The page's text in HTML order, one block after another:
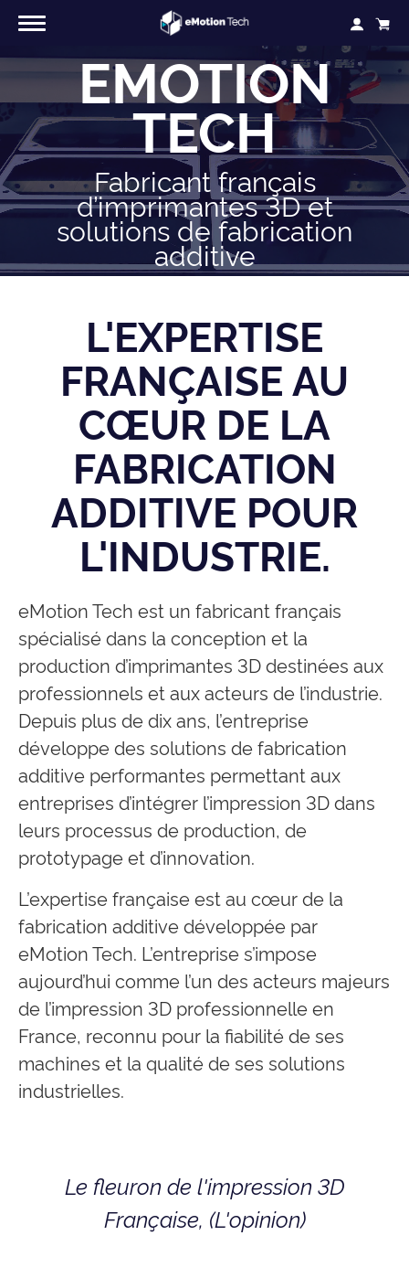
EMOTION
TECH
Fabricant français
d’imprimantes 3D et
solutions de fabrication
additive
L'EXPERTISE
FRANÇAISE AU
CŒUR DE LA
FABRICATION
ADDITIVE POUR
L'INDUSTRIE.
eMotion Tech est un fabricant français
spécialisé dans la conception et la
production d’imprimantes 3D destinées aux
professionnels et aux acteurs de l’industrie.
Depuis plus de dix ans, l’entreprise
développe des solutions de fabrication
additive performantes permettant aux
entreprises d’intégrer l’impression 3D dans
leurs processus de production, de
prototypage et d’innovation.
L’expertise française est au cœur de la
fabrication additive développée par
eMotion Tech. L’entreprise s’impose
aujourd’hui comme l’un des acteurs majeurs
de l’impression 3D professionnelle en
France, reconnu pour la fiabilité de ses
machines et la qualité de ses solutions
industrielles.
Le fleuron de l'impression 3D
Française, (L'opinion)